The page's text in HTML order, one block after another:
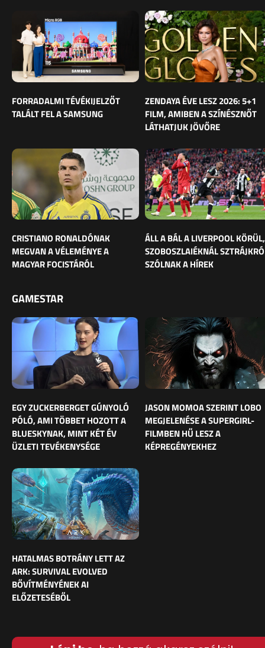
FORRADALMI TÉVÉKIJELZŐT
TALÁLT FEL A SAMSUNG
ZENDAYA ÉVE LESZ 2026: 5+1
FILM, AMIBEN A SZÍNÉSZNŐT
LÁTHATJUK JÖVŐRE
CRISTIANO RONALDÓNAK
MEGVAN A VÉLEMÉNYE A
MAGYAR FOCISTÁRÓL
ÁLL A BÁL A LIVERPOOL KÖRÜL,
SZOBOSZLAIÉKNÁL
SZÓLNAK A HÍREK
GAMESTAR
EGY ZUCKERBERGET GÚNYOLÓ
PÓLÓ, AMI TÖBBET HOZOTT A
BLUESKYNAK, MINT KÉT ÉV
ÜZLETI TEVÉKENYSÉGE
JASON MOMOA SZERINT LOBO
MEGJELENÉSE A SUPERGIRL-
FILMBEN HŰ LESZ A
KÉPREGÉNYEKHEZ
HATALMAS BOTRÁNY LETT AZ
ARK: SURVIVAL EVOLVED
BŐVÍTMÉNYÉNEK AI
ELŐZETESÉBŐL